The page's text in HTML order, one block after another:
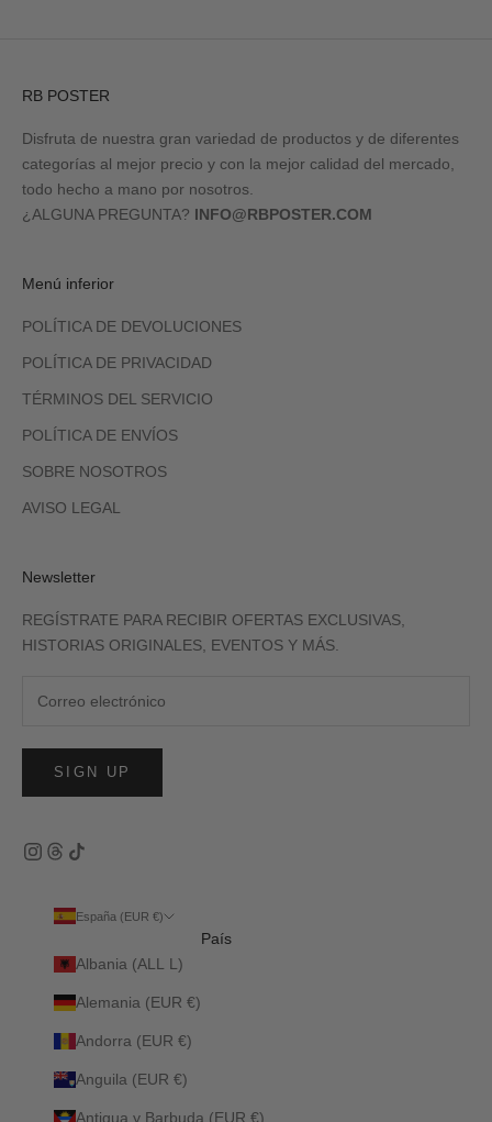
RB POSTER
Disfruta de nuestra gran variedad de productos y de diferentes
categorías al mejor precio y con la mejor calidad del mercado,
todo hecho a mano por nosotros.
¿ALGUNA PREGUNTA? INFO@RBPOSTER.COM
Menú inferior
POLÍTICA DE DEVOLUCIONES
POLÍTICA DE PRIVACIDAD
TÉRMINOS DEL SERVICIO
POLÍTICA DE ENVÍOS
SOBRE NOSOTROS
AVISO LEGAL
Newsletter
REGÍSTRATE PARA RECIBIR OFERTAS EXCLUSIVAS,
HISTORIAS ORIGINALES, EVENTOS Y MÁS.
SIGN UP
España (EUR €)
País
Albania (ALL L)
Alemania (EUR €)
Andorra (EUR €)
Anguila (EUR €)
Antigua y Barbuda (EUR €)